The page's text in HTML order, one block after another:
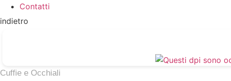
Contatti
indietro
Cuffie e Occhiali